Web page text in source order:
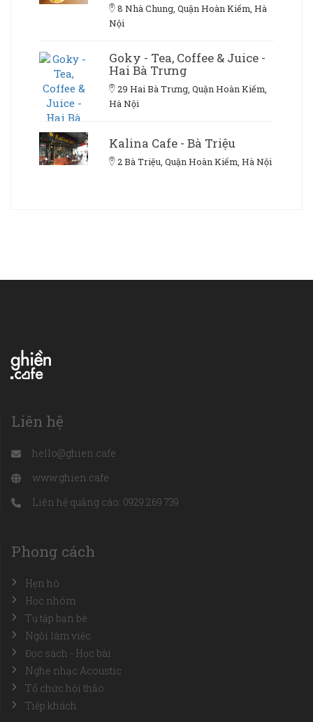
8 Nhà Chung, Quận Hoàn Kiếm, Hà
Nội
Goky - Tea, Coffee & Juice -
Hai Bà Trưng
29 Hai Bà Trưng, Quận Hoàn Kiếm,
Hà Nội
Kalina Cafe - Bà Triệu
2 Bà Triệu, Quận Hoàn Kiếm, Hà Nội
Liên hệ
hello@ghien.cafe
www.ghien.cafe
Liên hệ quảng cáo: 0929.269.739
Phong cách
Hẹn hò
Học nhóm
Tụ tập bạn bè
Ngồi làm việc
Đọc sách - Học bài
Nghe nhạc Acoustic
Tổ chức hội thảo
Tiếp khách